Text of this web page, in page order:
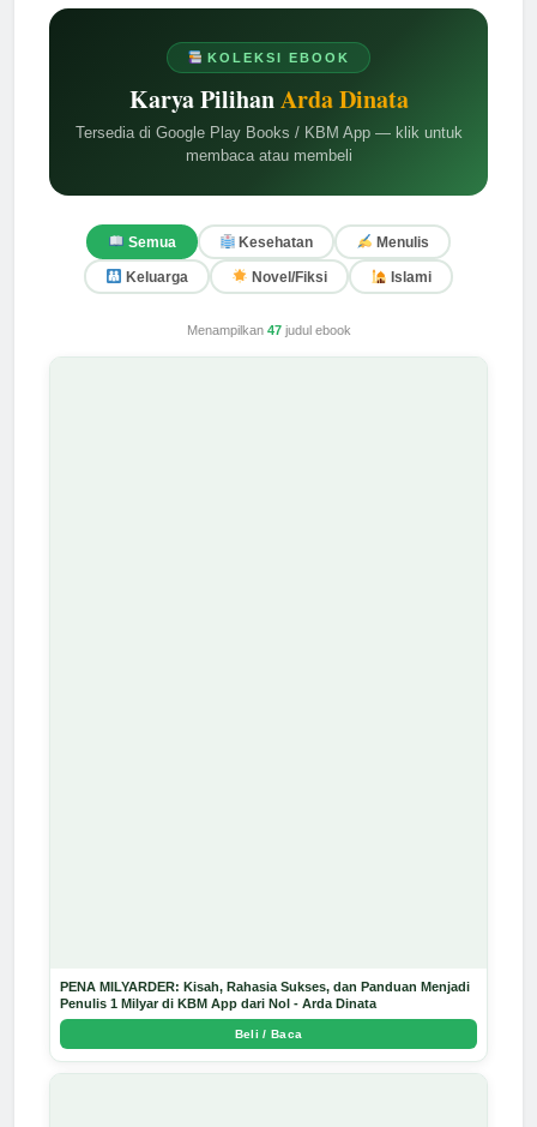
KOLEKSI EBOOK
Karya PilihanArda Dinata
Tersedia di Google Play Books / KBM App — klik untuk
membaca atau membeli
Semua Kesehatan Menulis
Keluarga Novel/Fiksi Islami
Menampilkan 47judul ebook
PENA MILYARDER: Kisah, Rahasia Sukses, dan Panduan Menjadi
Penulis 1 Milyar di KBM App dari Nol - Arda Dinata
Beli / Baca